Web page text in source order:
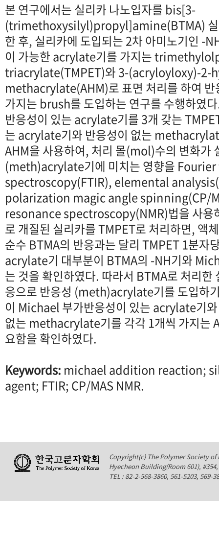
본 연구에서는 실리카 나노입자를 bis[3-
(trimethoxysilyl)propyl]amine(BTMA) 실
한 후, 실리카에 도입되는 2차 아미노기인 -
이 가능한 acrylate기를 가지는
triacrylate(TMPET)와 3-(acryloyloxy)-
methacrylate(AHM)로 표면 처리를 하여
가지는 brush를 도입하는 연구를 수행하였
반응성이 있는 acrylate기를 3개 갖는
는 acrylate기와 반응성이 없는
AHM을 사용하여, 처리 몰(mol)수의 변화가
(meth)acrylate기에 미치는 영향을
spectroscopy(FTIR), elemental
polarization magic angle spinning(CP/
resonance spectroscopy(NMR)법을 사용
로 개질된 실리카를 TMPET로 처리하면, 액
순수 BTMA의 반응과는 달리 TMPET 1분자
acrylate기 대부분이 BTMA의 -NH기와
는 것을 확인하였다. 따라서 BTMA로 처리
응으로 반응성 (meth)acrylate기를 도입하
이 Michael 부가반응성이 있는 acrylate기
없는 methacrylate기를 각각 1개씩 가지는
요함을 확인하였다.
Keywords: michael addition reaction;
agent; FTIR; CP/MAS NMR.
Copyright(c) The Polymer Society of
Hyecheon Building(Room 601),
TEL : 82-2-568-3860, 561-5203,